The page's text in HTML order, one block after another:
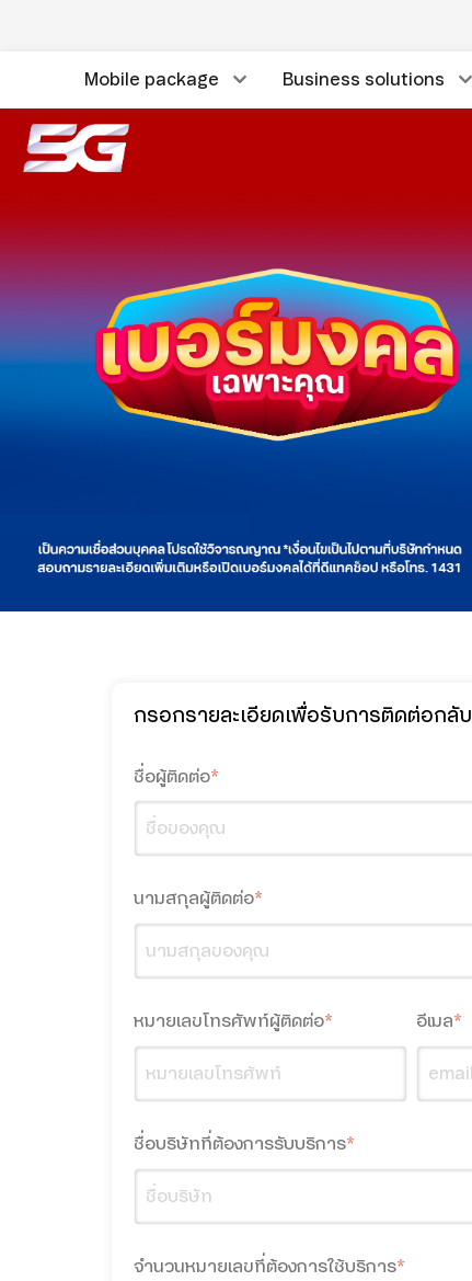
Mobile package Business solutions
กรอกรายละเอียดเพื่อรับการติดต่อกลับ
ชื่อผู้ติดต่อ*
นามสกุลผู้ติดต่อ*
หมายเลขโทรศัพท์ผู้ติดต่อ* อีเมล*
ชื่อบริษัทที่ต้องการรับบริการ*
จำนวนหมายเลขที่ต้องการใช้บริการ*